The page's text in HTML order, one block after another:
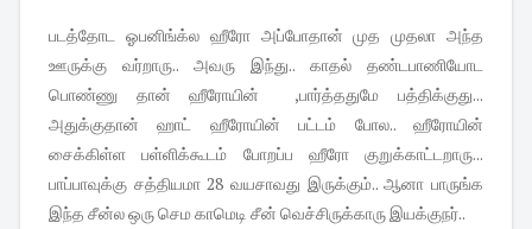
படத்தோட ஓபனிங்க்ல ஹீரோ அப்போதான் முத முதலா அந்த
ஊருக்கு வர்றாரு.. அவரு இந்து.. காதல் தண்டபாணியோட
பொண்ணு தான் ஹீரோயின் ,பார்த்ததுமே பத்திக்குது...
அதுக்குதான் ஹாட் ஹீரோயின் பட்டம் போல.. ஹீரோயின்
சைக்கிள்ள பள்ளிக்கூடம் போறப்ப ஹீரோ குறுக்காட்டறாரு...
பாப்பாவுக்கு சத்தியமா 28 வயசாவது இருக்கும்.. ஆனா பாருங்க
இந்த சீன்ல ஒரு செம காமெடி சீன் வெச்சிருக்காரு இயக்குநர்..